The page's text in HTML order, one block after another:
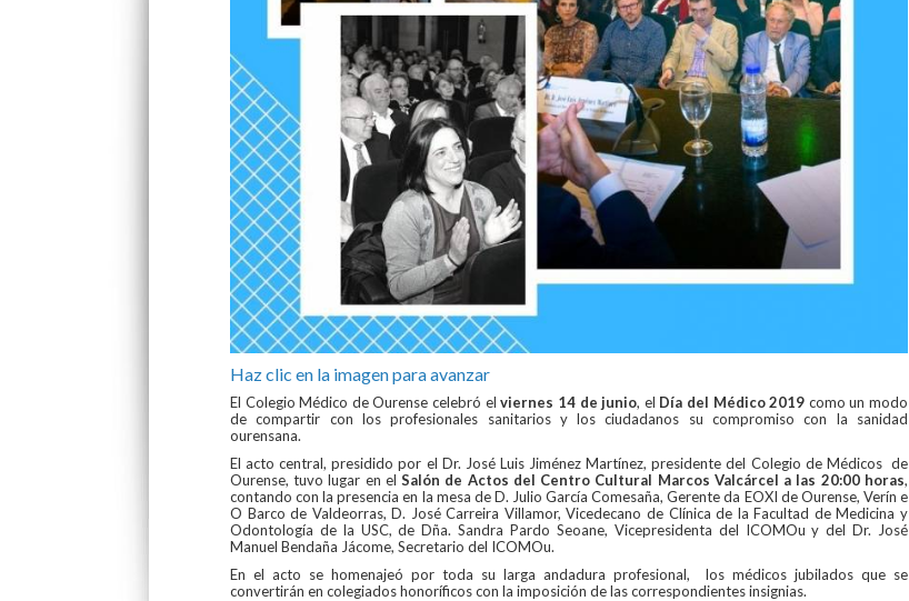
Haz clic en la imagen para avanzar
El Colegio Médico de Ourense celebró elviernes 14 de junio, el Día del Médico 2019 como un modo
de compartir con los profesionales sanitarios y los ciudadanos su compromiso con la sanidad
ourensana.
El acto central, presidido por el Dr. José Luis Jiménez Martínez, presidente del Colegio de Médicos de
Ourense, tuvo lugar en elSalón de Actos del Centro Cultural Marcos Valcárcel a las 20:00 horas,
contando con la presencia en la mesa de D. Julio García Comesaña, Gerente da EOXI de Ourense, Verín e
O Barco de Valdeorras, D. José Carreira Villamor, Vicedecano de Clínica de la Facultad de Medicina y
Odontología de la USC, de Dña. Sandra Pardo Seoane, Vicepresidenta del ICOMOu y del Dr. José
Manuel Bendaña Jácome, Secretario del ICOMOu.
En el acto se homenajeó por toda su larga andadura profesional, los médicos jubilados que se
convertirán en colegiados honoríficos con la imposición de las correspondientes insignias.